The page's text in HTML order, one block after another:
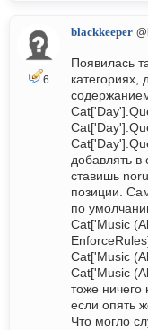
6
blackkeeper
Появилась
категориях,
добавлять в
ставишь
позиции.
по
Cat['Music
Cat['Music
Cat['Music
тоже ничего
если опять
Что могло